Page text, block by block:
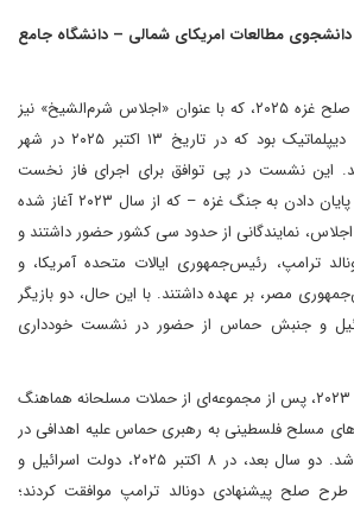
مطالعات امریکای شمالی – دانشگاه جامع
اجلاس صلح غزه ۲۰۲۵، که با عنوان «اجلاس شرم‌الشیخ» نیز
شناخته می‌شود، رویدادی دیپلماتیک بود که در تاریخ ۱۳ اکتبر ۲۰۲۵ در شهر
این نشست در پی توافق برای اجرای فاز نخست
«طرح صلح غزه» با هدف پایان دادن به جنگ غزه – که از سال ۲۰۲۳ آغاز شده
نمایندگانی از حدود سی کشور حضور داشتند و
ترامپ، رئیس‌جمهوری ایالات متحده آمریکا، و
مصر، بر عهده داشتند. با این حال، دو بازیگر
و جنبش حماس از حضور در نشست خودداری
جنگ غزه در تاریخ ۷ اکتبر ۲۰۲۳، پس از مجموعه‌ای از حملات مسلحانه هماهنگ
مسلح فلسطینی به رهبری حماس علیه اهدافی در
جنوب رژیم اسرائیل آغاز شد. دو سال بعد، در ۸ اکتبر ۲۰۲۵، دولت اسرائیل و
پیشنهادی دونالد ترامپ موافقت کردند؛